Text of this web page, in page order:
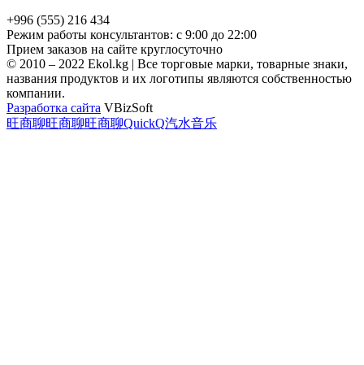
+996 (555) 216 434
Режим работы консультантов: с 9:00 до 22:00
Прием заказов на сайте круглосуточно
© 2010 – 2022 Ekol.kg | Все торговые марки, товарные знаки,
названия продуктов и их логотипы являются собственностью
компании.
Разработка сайта VBizSoft
旺商聊旺商聊旺商聊QuickQ汽水音乐